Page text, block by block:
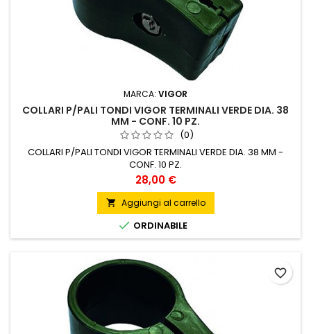
MARCA: VIGOR
COLLARI P/PALI TONDI VIGOR TERMINALI VERDE DIA. 38
MM - CONF. 10 PZ.
(0)
COLLARI P/PALI TONDI VIGOR TERMINALI VERDE DIA. 38 MM -
CONF. 10 PZ.
Prezzo
28,00 €
 Aggiungi al carrello
 ORDINABILE
favorite_border